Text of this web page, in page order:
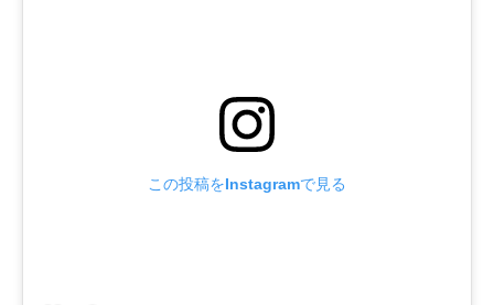
この投稿をInstagramで見る